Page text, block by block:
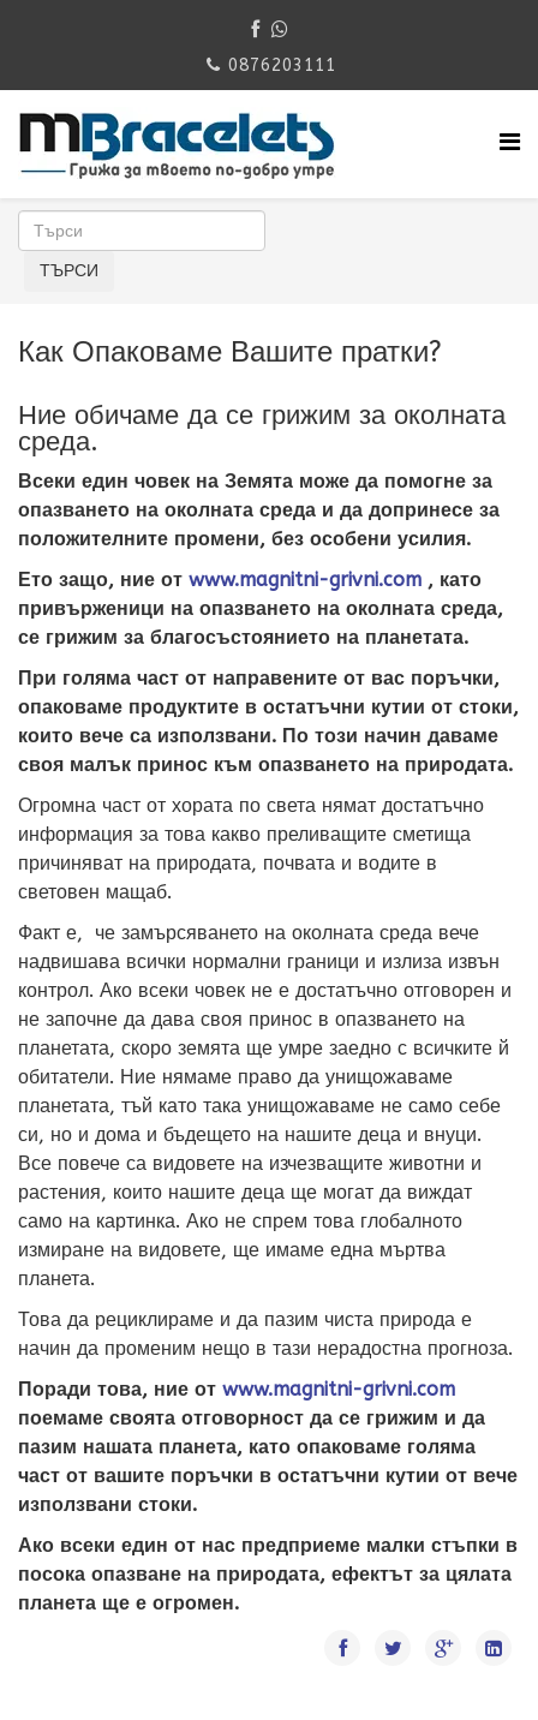
0876203111
Как Опаковаме Вашите пратки?
Ние обичаме да се грижим за околната
среда.
Всеки един човек на Земята може да помогне за
опазването на околната среда и да допринесе за
положителните промени, без особени усилия.
Ето защо, ние от www.magnitni-grivni.com , като
привърженици на опазването на околната среда,
се грижим за благосъстоянието на планетата.
При голяма част от направените от вас поръчки,
опаковаме продуктите в остатъчни кутии от стоки,
които вече са използвани. По този начин даваме
своя малък принос към опазването на природата.
Огромна част от хората по света нямат достатъчно
информация за това какво преливащите сметища
причиняват на природата, почвата и водите в
световен мащаб.
Факт е, че замърсяването на околната среда вече
надвишава всички нормални граници и излиза извън
контрол. Ако всеки човек не е достатъчно отговорен и
не започне да дава своя принос в опазването на
планетата, скоро земята ще умре заедно с всичките й
обитатели. Ние нямаме право да унищожаваме
планетата, тъй като така унищожаваме не само себе
си, но и дома и бъдещето на нашите деца и внуци.
Все повече са видовете на изчезващите животни и
растения, които нашите деца ще могат да виждат
само на картинка. Ако не спрем това глобалното
измиране на видовете, ще имаме една мъртва
планета.
Това да рециклираме и да пазим чиста природа е
начин да променим нещо в тази нерадостна прогноза.
Поради това, ние от www.magnitni-grivni.com
поемаме своята отговорност да се грижим и да
пазим нашата планета, като опаковаме голяма
част от вашите поръчки в остатъчни кутии от вече
използвани стоки.
Ако всеки един от нас предприеме малки стъпки в
посока опазване на природата, ефектът за цялата
планета ще е огромен.